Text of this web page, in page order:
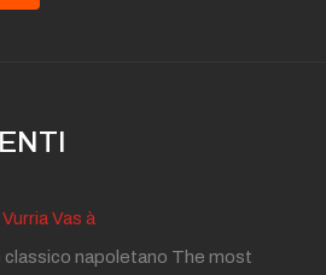
Vas à
classico napoletano The most